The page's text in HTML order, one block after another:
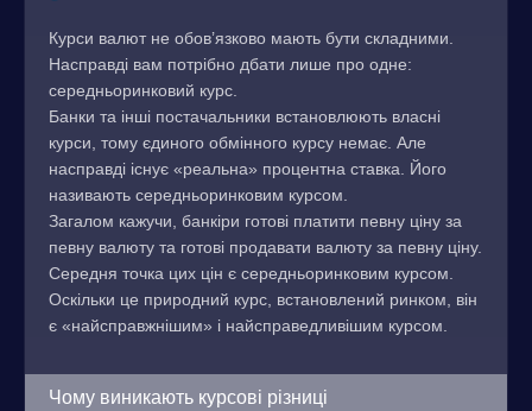
Курси валют не обов’язково мають бути складними.
Насправді вам потрібно дбати лише про одне:
середньоринковий курс.
Банки та інші постачальники встановлюють власні
курси, тому єдиного обмінного курсу немає. Але
насправді існує «реальна» процентна ставка. Його
називають середньоринковим курсом.
Загалом кажучи, банкіри готові платити певну ціну за
певну валюту та готові продавати валюту за певну ціну.
Середня точка цих цін є середньоринковим курсом.
Оскільки це природний курс, встановлений ринком, він
є «найсправжнішим» і найсправедливішим курсом.
Чому виникають курсові різниці